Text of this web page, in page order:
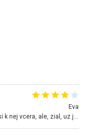
Eva
Hojdacka v Krpelanoch uz nie je, vysli sme si k nej vcera, ale, zial, uz je znicena. Ak sem planujete cestu len kvoli hojdacke, mozete si ju usetrit. Krasny vyhlad je tu vsak aj bez hojdacky :-)